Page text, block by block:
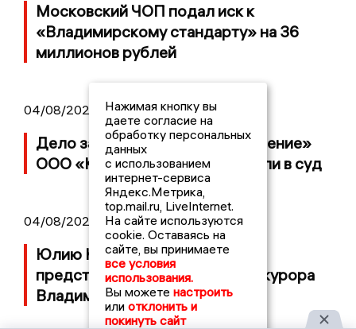
Московский ЧОП подал иск к
«Владимирскому стандарту» на 36
миллионов рублей
04/08/2026 15:40
Дело застройщика ЖК «Поколение»
ООО «Капитал Строй» передали в суд
04/08/2026 11:36
Юлию Калистову официально
представили в должности прокурора
Владимирской области
Нажимая кнопку вы
даете согласие на
обработку персональных
данных
с использованием
интернет-сервиса
Яндекс.Метрика,
top.mail.ru, LiveInternet.
На сайте используются
cookie. Оставаясь на
сайте, вы принимаете
все условия
использования.
Вы можете настроить
или отклонить и
покинуть сайт